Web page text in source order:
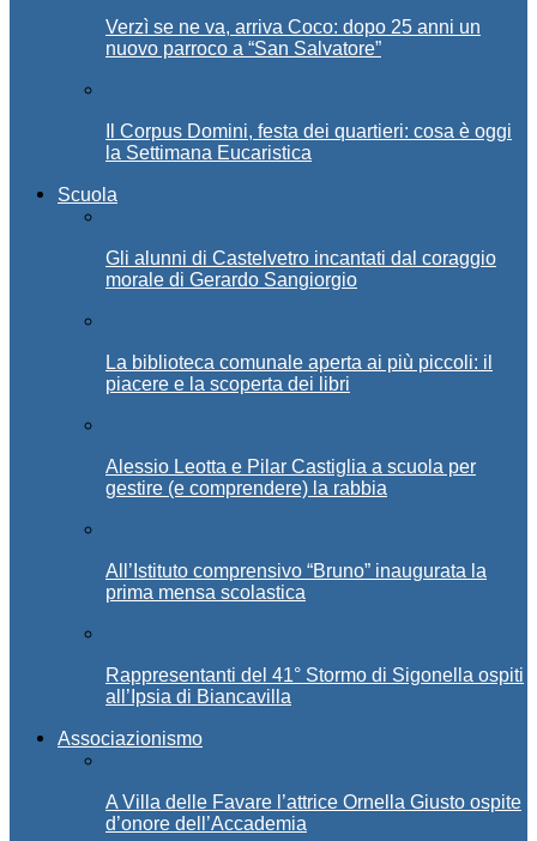
Verzì se ne va, arriva Coco: dopo 25 anni un
nuovo parroco a “San Salvatore”
Il Corpus Domini, festa dei quartieri: cosa è oggi
la Settimana Eucaristica
Scuola
Gli alunni di Castelvetro incantati dal coraggio
morale di Gerardo Sangiorgio
La biblioteca comunale aperta ai più piccoli: il
piacere e la scoperta dei libri
Alessio Leotta e Pilar Castiglia a scuola per
gestire (e comprendere) la rabbia
All’Istituto comprensivo “Bruno” inaugurata la
prima mensa scolastica
Rappresentanti del 41° Stormo di Sigonella ospiti
all’Ipsia di Biancavilla
Associazionismo
A Villa delle Favare l’attrice Ornella Giusto ospite
d’onore dell’Accademia